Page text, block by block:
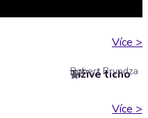
Více >
Tíživé ticho
Robert Bryndza
4
Více >